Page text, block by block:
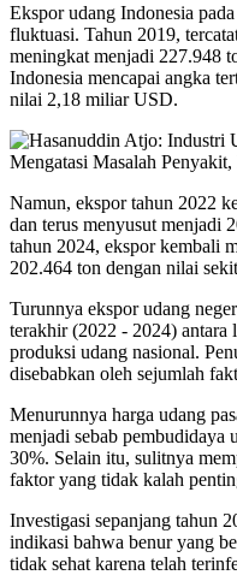
Ekspor udang Indonesia
fluktuasi. Tahun 2019,
meningkat menjadi 227.948
Indonesia mencapai angka
nilai 2,18 miliar USD.
Namun, ekspor tahun 2022
dan terus menyusut menjadi
tahun 2024, ekspor kembali
202.464 ton dengan nilai
Turunnya ekspor udang
terakhir (2022 - 2024) antara
produksi udang nasional.
disebabkan oleh sejumlah
Menurunnya harga udang
menjadi sebab pembudidaya
30%. Selain itu, sulitnya
faktor yang tidak kalah
Investigasi sepanjang tahun
indikasi bahwa benur yang
tidak sehat karena telah